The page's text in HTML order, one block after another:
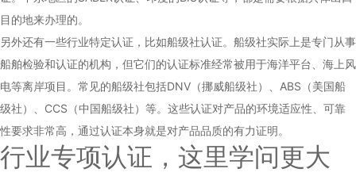
目的地来办理的。
另外还有一些行业特定认证，比如船级社认证。船级社实际上是专门从事
船舶检验和认证的机构，但它们的认证标准经常被用于海洋平台、海上风
电等离岸项目。常见的船级社包括DNV（挪威船级社）、ABS（美国船
级社）、CCS（中国船级社）等。这些认证对产品的环境适应性、可靠
性要求非常高，通过认证本身就是对产品品质的有力证明。
行业专项认证，这里学问更大